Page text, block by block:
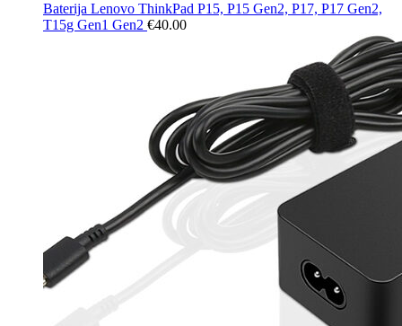
Baterija Lenovo ThinkPad P15, P15 Gen2, P17, P17 Gen2,
T15g Gen1 Gen2 €40.00